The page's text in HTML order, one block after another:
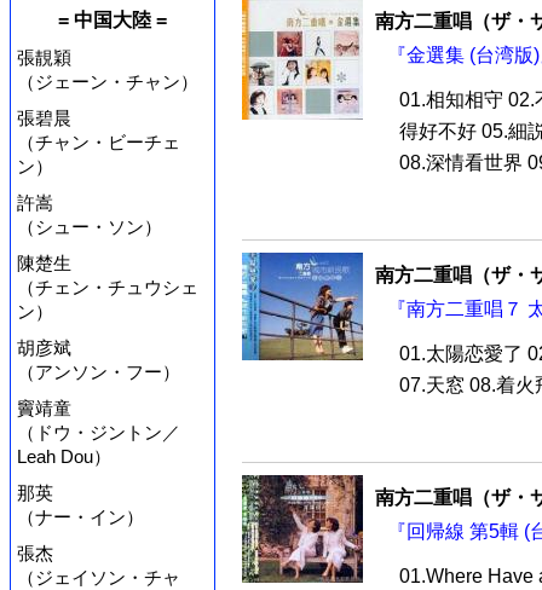
= 中国大陸 =
張靚穎
（ジェーン・チャン）
張碧晨
（チャン・ビーチェ
ン）
許嵩
（シュー・ソン）
陳楚生
（チェン・チュウシェ
ン）
胡彦斌
（アンソン・フー）
竇靖童
（ドウ・ジントン／
Leah Dou）
那英
（ナー・イン）
張杰
（ジェイソン・チャ
南方二重唱（ザ・
『金選集 (台湾
01.相知相守 02.
得好不好 05.細
08.深情看世界
南方二重唱（ザ・
『南方二重唱７
01.太陽恋愛了
07.天窓 08.着火
南方二重唱（ザ・
『回帰線 第5輯
01.Where Have